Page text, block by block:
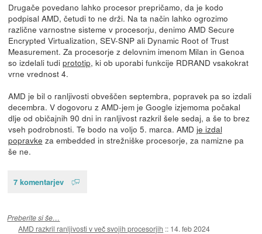
Drugače povedano lahko procesor prepričamo, da je kodo
podpisal AMD, četudi to ne drži. Na ta način lahko ogrozimo
različne varnostne sisteme v procesorju, denimo AMD Secure
Encrypted Virtualization, SEV-SNP ali Dynamic Root of Trust
Measurement. Za procesorje z delovnim imenom Milan in Genoa
so izdelali tudi prototip, ki ob uporabi funkcije RDRAND vsakokrat
vrne vrednost 4.
AMD je bil o ranljivosti obveščen septembra, popravek pa so izdali
decembra. V dogovoru z AMD-jem je Google izjemoma počakal
dlje od običajnih 90 dni in ranljivost razkril šele sedaj, a še to brez
vseh podrobnosti. Te bodo na voljo 5. marca. AMD je izdal
popravke za embedded in strežniške procesorje, za namizne pa
še ne.
7 komentarjev
Preberite si še…
AMD razkril ranljivosti v več svojih procesorjih :: 14. feb 2024